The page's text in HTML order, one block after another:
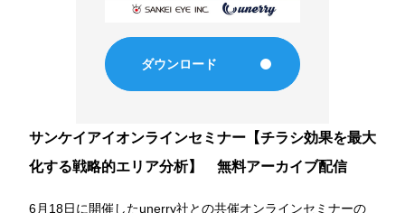
TOPICS
トピックス
販促カレンダー
ダウンロード
サンケイアイオンラインセミナー【チラシ効果を最大
化する戦略的エリア分析】 無料アーカイブ配信
6月18日に開催したunerry社との共催オンラインセミナーの